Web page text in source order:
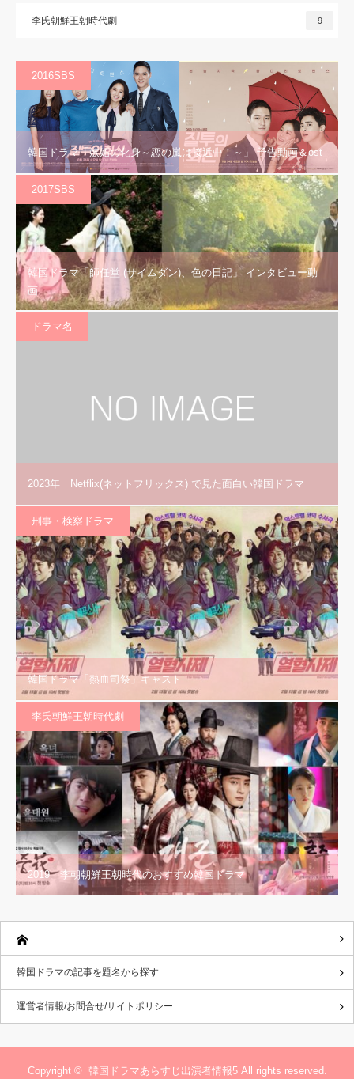
李氏朝鮮王朝時代劇 9
2016SBS
韓国ドラマ「嫉妬の化身～恋の嵐は接近中！～」 予告動画＆ost
2017SBS
韓国ドラマ「師任堂 (サイムダン)、色の日記」 インタビュー動
画
ドラマ名
2023年 Netflix(ネットフリックス) で見た面白い韓国ドラマ
刑事・検察ドラマ
韓国ドラマ「熱血司祭」キャスト
李氏朝鮮王朝時代劇
2019 李朝朝鮮王朝時代のおすすめ韓国ドラマ
韓国ドラマの記事を題名から探す
運営者情報/お問合せ/サイトポリシー
Copyright © 韓国ドラマあらすじ出演者情報5All rights reserved.